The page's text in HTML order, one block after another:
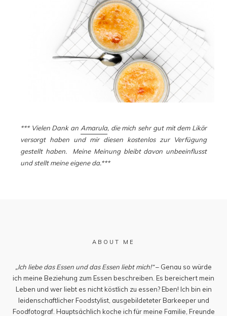
*** Vielen Dank an Amarula, die mich sehr gut mit dem Likör
versorgt haben und mir diesen kostenlos zur Verfügung
gestellt haben. Meine Meinung bleibt davon unbeeinflusst
und stellt meine eigene da.***
ABOUT ME
„Ich liebe das Essen und das Essen liebt mich!“– Genau so würde
ich meine Beziehung zum Essen beschreiben. Es bereichert mein
Leben und wer liebt es nicht köstlich zu essen? Eben! Ich bin ein
leidenschaftlicher Foodstylist, ausgebildeteter Barkeeper und
Foodfotograf. Hauptsächlich koche ich für meine Familie, Freunde